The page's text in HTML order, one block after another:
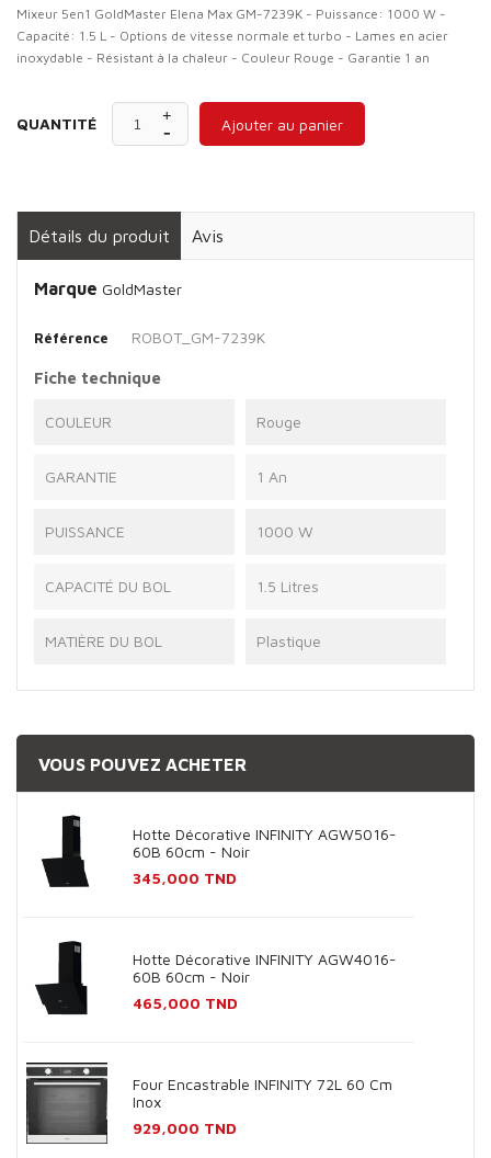
Mixeur 5en1 GoldMaster Elena Max GM-7239K - Puissance: 1000 W -
Capacité: 1.5 L - Options de vitesse normale et turbo - Lames en acier
inoxydable - Résistant à la chaleur - Couleur Rouge - Garantie 1 an
QUANTITÉ Ajouter au panier
Détails du produit Avis
Marque GoldMaster
Référence ROBOT_GM-7239K
Fiche technique
COULEUR Rouge
GARANTIE 1 An
PUISSANCE 1000 W
CAPACITÉ DU BOL 1.5 Litres
MATIÈRE DU BOL Plastique
VOUS POUVEZ ACHETER
Hotte Décorative INFINITY AGW5016-
60B 60cm - Noir
Prix
345,000 TND
Hotte Décorative INFINITY AGW4016-
60B 60cm - Noir
Prix
465,000 TND
Four Encastrable INFINITY 72L 60 Cm
Inox
Prix
929,000 TND